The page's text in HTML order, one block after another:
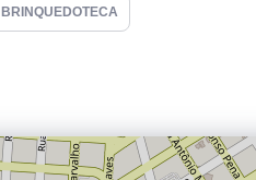
BRINQUEDOTECA